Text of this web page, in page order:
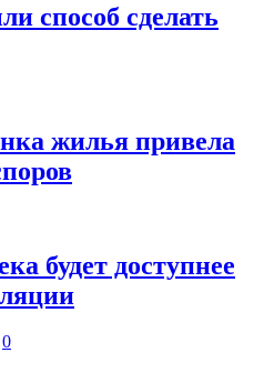
способ сделать
жилья привела
будет доступнее
0